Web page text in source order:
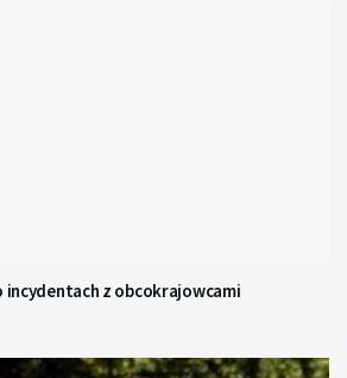
incydentach z obcokrajowcami